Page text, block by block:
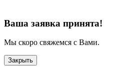
Ваша заявка принята!
Мы скоро свяжемся с Вами.
Закрыть